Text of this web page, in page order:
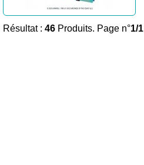
Résultat : 46 Produits. Page n°1/1